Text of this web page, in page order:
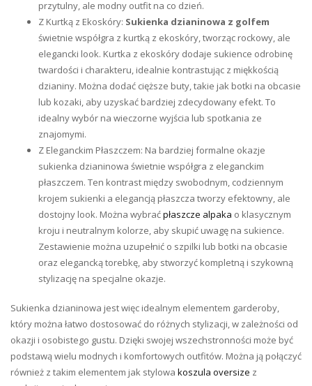
przytulny, ale modny outfit na co dzień.
Z Kurtką z Ekoskóry: Sukienka dzianinowa z golfem
świetnie współgra z kurtką z ekoskóry, tworząc rockowy, ale
elegancki look. Kurtka z ekoskóry dodaje sukience odrobinę
twardości i charakteru, idealnie kontrastując z miękkością
dzianiny. Można dodać cięższe buty, takie jak botki na obcasie
lub kozaki, aby uzyskać bardziej zdecydowany efekt. To
idealny wybór na wieczorne wyjścia lub spotkania ze
znajomymi.
Z Eleganckim Płaszczem: Na bardziej formalne okazje
sukienka dzianinowa świetnie współgra z eleganckim
płaszczem. Ten kontrast między swobodnym, codziennym
krojem sukienki a elegancją płaszcza tworzy efektowny, ale
dostojny look. Można wybraćpłaszcze alpaka o klasycznym
kroju i neutralnym kolorze, aby skupić uwagę na sukience.
Zestawienie można uzupełnić o szpilki lub botki na obcasie
oraz elegancką torebkę, aby stworzyć kompletną i szykowną
stylizację na specjalne okazje.
Sukienka dzianinowa jest więc idealnym elementem garderoby,
który można łatwo dostosować do różnych stylizacji, w zależności od
okazji i osobistego gustu. Dzięki swojej wszechstronności może być
podstawą wielu modnych i komfortowych outfitów. Można ją połączyć
również z takim elementem jak stylowa koszula oversize z